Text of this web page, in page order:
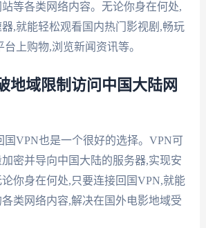
等各类网络内容。无论你身在何处,
,就能轻松观看国内热门影视剧,畅玩
上购物,浏览新闻资讯等。
地域限制访问中国大陆网
国VPN也是一个很好的选择。VPN可
密并导向中国大陆的服务器,实现安
你身在何处,只要连接回国VPN,就能
类网络内容,解决在国外电影地域受